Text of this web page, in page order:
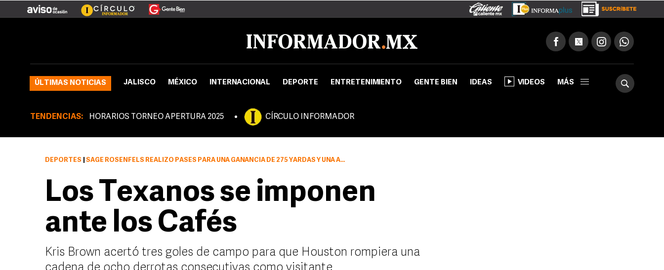
ÚLTIMAS NOTICIAS JALISCO MÉXICO INTERNACIONAL DEPORTE ENTRETENIMIENTO GENTE BIEN IDEAS VIDEOS MÁS
TENDENCIAS: HORARIOS TORNEO APERTURA 2025 CÍRCULO INFORMADOR
DEPORTES SAGE ROSENFELS REALIZÓ PASES PARA UNA GANANCIA DE 275 YARDAS Y UNA ANOTACIÓN
Los Texanos se imponen
ante los Cafés
Kris Brown acertó tres goles de campo para que Houston rompiera una